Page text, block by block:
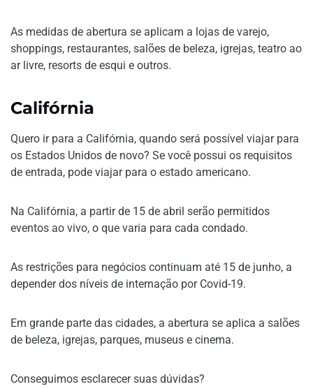
As medidas de abertura se aplicam a lojas de varejo,
shoppings, restaurantes, salões de beleza, igrejas, teatro ao
ar livre, resorts de esqui e outros.
Califórnia
Quero ir para a Califórnia, quando será possível viajar para
os Estados Unidos de novo? Se você possui os requisitos
de entrada, pode viajar para o estado americano.
Na Califórnia, a partir de 15 de abril serão permitidos
eventos ao vivo, o que varia para cada condado.
As restrições para negócios continuam até 15 de junho, a
depender dos níveis de internação por Covid-19.
Em grande parte das cidades, a abertura se aplica a salões
de beleza, igrejas, parques, museus e cinema.
Conseguimos esclarecer suas dúvidas?